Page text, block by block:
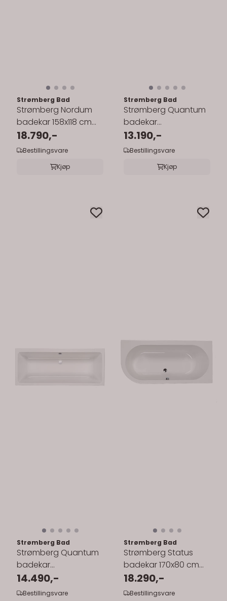
Strømberg Bad
Strømberg Nordum
badekar 158x118 cm
innebygd/hjørne
18.790,-
Bestillingsvare
Kjøp
Strømberg Bad
Strømberg Quantum
badekar
150/160/170cm
innebygd/nisje/hjørne
13.190,-
Bestillingsvare
Kjøp
Strømberg Bad
Strømberg Quantum
badekar
170/180/190cm
innebygd/nisje/hjørne
14.490,-
Bestillingsvare
Strømberg Bad
Strømberg Status
badekar 170x80 cm
innebygd/hjørne
18.290,-
Bestillingsvare